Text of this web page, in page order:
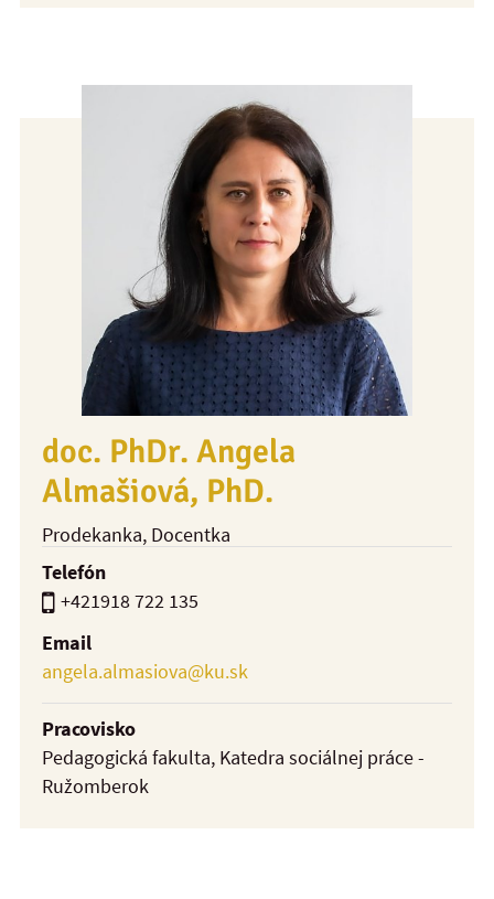
doc. PhDr. Angela
Almašiová, PhD.
Prodekanka, Docentka
Telefón
+421918 722 135
Email
angela.almasiova@ku.sk
Pracovisko
Pedagogická fakulta, Katedra sociálnej práce -
Ružomberok